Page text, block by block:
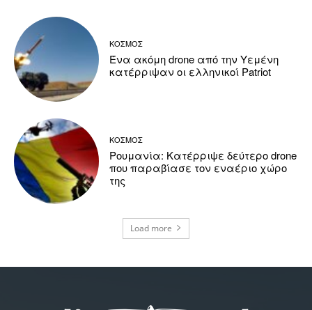
ΚΟΣΜΟΣ
Ένα ακόμη drone από την Υεμένη
κατέρριψαν οι ελληνικοί Patriot
ΚΟΣΜΟΣ
Ρουμανία: Κατέρριψε δεύτερο drone
που παραβίασε τον εναέριο χώρο
της
Load more